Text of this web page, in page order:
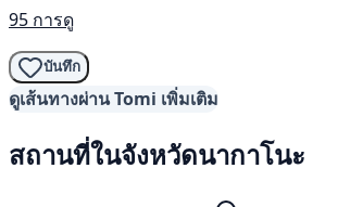
95 การดู
บันทึก
ดูเส้นทางผ่าน Tomi เพิ่มเติม
สถานที่ในจังหวัดนากาโนะ